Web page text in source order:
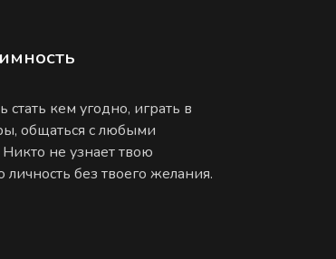
кем угодно, играть в
общаться с любыми
не узнает твою
личность без твоего желания.